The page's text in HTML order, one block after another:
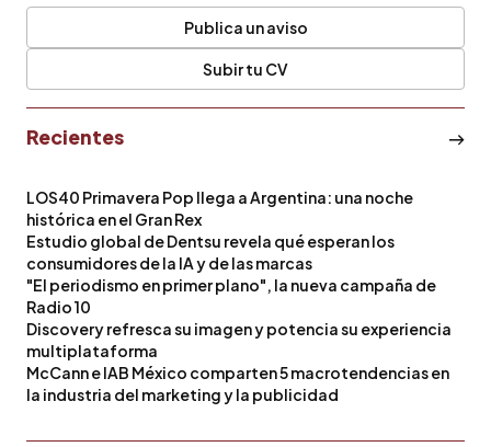
Publica un aviso
Subir tu CV
Recientes
LOS40 Primavera Pop llega a Argentina: una noche
histórica en el Gran Rex
Estudio global de Dentsu revela qué esperan los
consumidores de la IA y de las marcas
"El periodismo en primer plano", la nueva campaña de
Radio 10
Discovery refresca su imagen y potencia su experiencia
multiplataforma
McCann e IAB México comparten 5 macrotendencias en
la industria del marketing y la publicidad